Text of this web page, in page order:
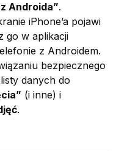
Androida”.
iPhone’a pojawi
go w aplikacji
z Androidem.
bezpiecznego
danych do
(i inne) i
.